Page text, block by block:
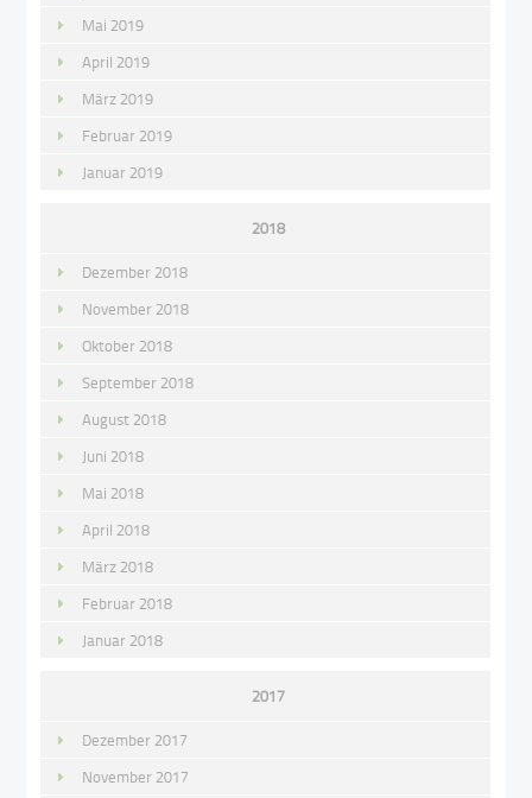
Mai 2019
April 2019
März 2019
Februar 2019
Januar 2019
2018
Dezember 2018
November 2018
Oktober 2018
September 2018
August 2018
Juni 2018
Mai 2018
April 2018
März 2018
Februar 2018
Januar 2018
2017
Dezember 2017
November 2017